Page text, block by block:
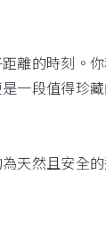
離的時刻。
一段值得珍
天然且安全